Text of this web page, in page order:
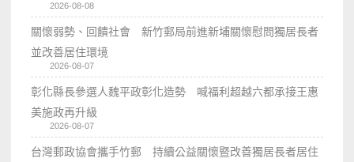
2026-08-08
關懷弱勢、回饋社會 新竹郵局前進新埔關懷慰問獨居長者
並改善居住環境
2026-08-07
彰化縣長參選人魏平政彰化造勢 喊福利超越六都承接王惠
美施政再升級
2026-08-07
台灣郵政協會攜手竹郵 持續公益關懷暨改善獨居長者居住